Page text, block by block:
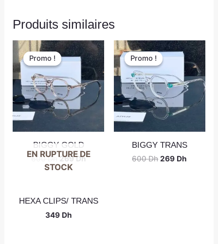
Produits similaires
Promo !
Promo !
BIGGY GOLD
600Dh 269Dh
Promo !
Promo !
BIGGY TRANS
600Dh 269 Dh
EN RUPTURE DE
STOCK
HEXA CLIPS/ TRANS
349 Dh